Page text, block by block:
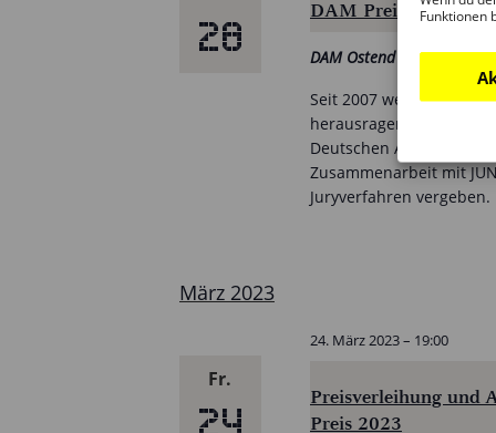
Funktionen
28
DAM Preis 2023
DAM Ostend
Seit 2007 werden mit
herausragende Bauten
Deutschen
Zusammenarbeit mit
Juryverfahren vergeben.
März 2023
Fr.
24
Preisverleihung und
Preis 2023
24. März 2023 – 19:00